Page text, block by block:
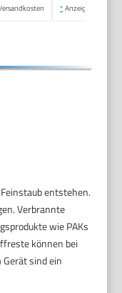
* Anzeige
entstehen.
Verbrannte
wie PAKs
können bei
sind ein